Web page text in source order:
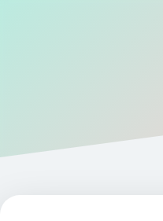
Gizlilik Politikası
Yasal Uyarı